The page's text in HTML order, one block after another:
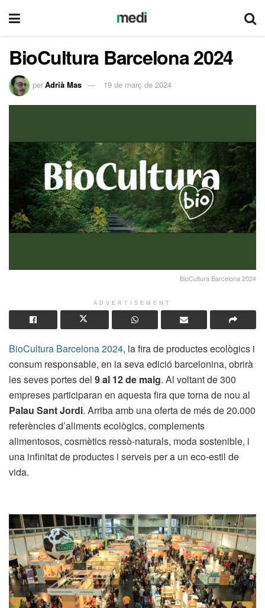
BioCultura Barcelona 2024
perAdrià Mas 19 de març de 2024
BioCultura Barcelona 2024
ADVERTISEMENT
BioCultura Barcelona 2024, la fira de productes ecològics i
consum responsable, en la seva edició barcelonina, obrirà
les seves portes del 9 al 12 de maig. Al voltant de 300
empreses participaran en aquesta fira que torna de nou al
Palau Sant Jordi. Arriba amb una oferta de més de 20.000
referències d’aliments ecològics, complements
alimentosos, cosmètics ressò-naturals, moda sostenible, i
una infinitat de productes i serveis per a un eco-estil de
vida.